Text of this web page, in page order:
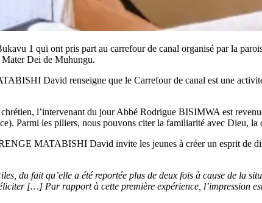
1 qui ont pris part au carrefour de canal organisé par la
Dei de Muhungu.
David renseigne que le Carrefour de canal est une
l’intervenant du jour Abbé Rodrigue BISIMWA est
Parmi les piliers, nous pouvons citer la familiarité avec Dieu, la
MATABISHI David invite les jeunes à créer un esprit de
du fait qu’elle a été reportée plus de deux fois à cause de la
[…] Par rapport à cette première expérience, l’impression